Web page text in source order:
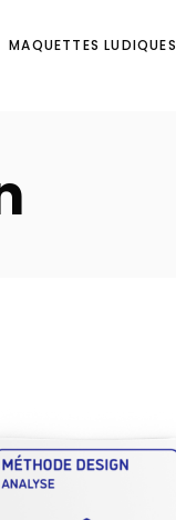
MAQUETTES LUDIQUES